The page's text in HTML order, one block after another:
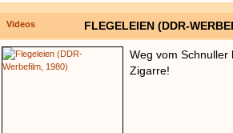
Videos FLEGELEIEN (DDR-
Weg vom
Zigarre!